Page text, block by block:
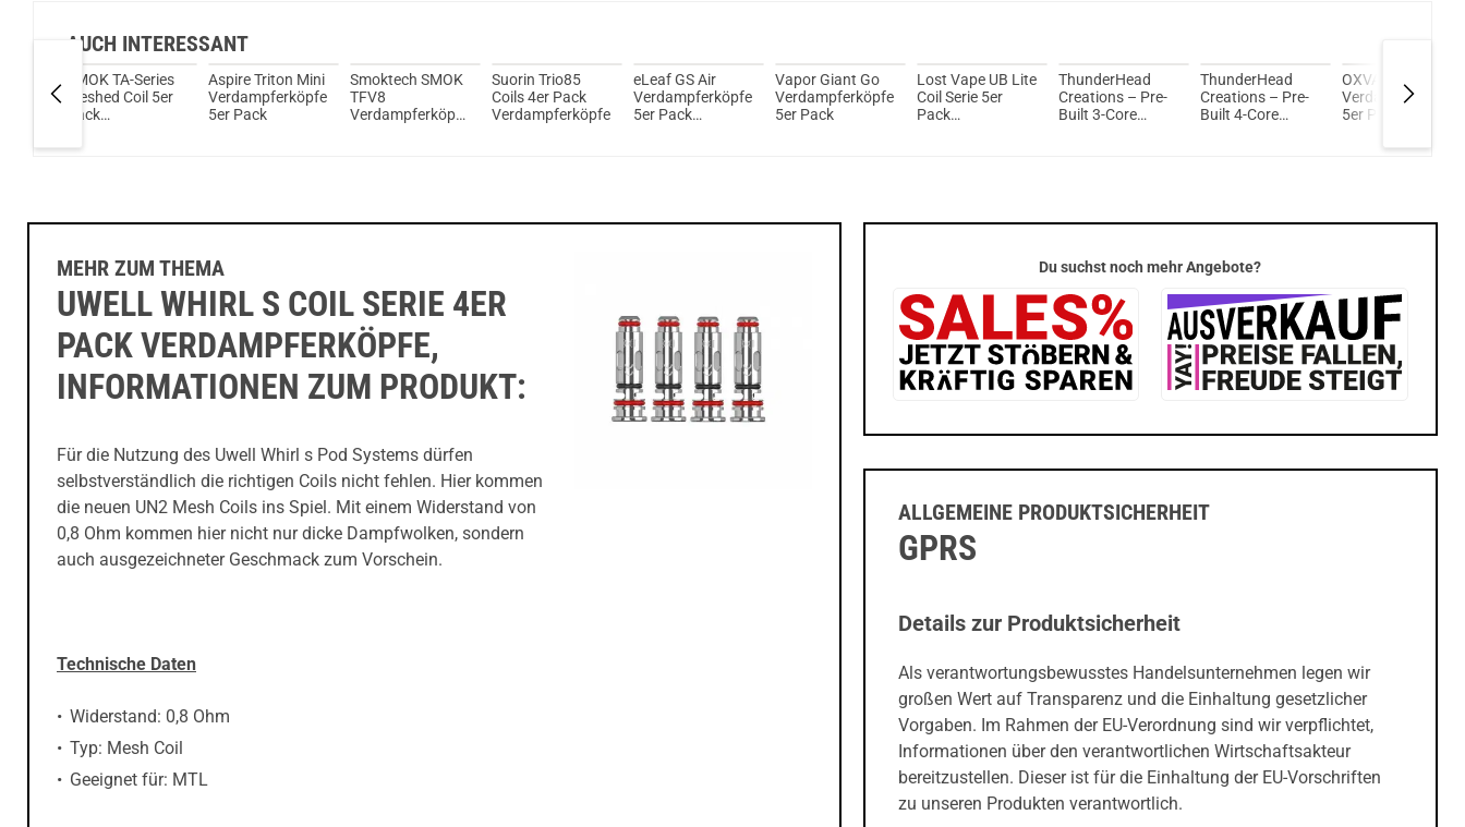
AUCH INTERESSANT
SMOK TA-Series
Meshed Coil 5er
Pack
Aspire Triton Mini
Verdampferköpfe
5er Pack
Smoktech SMOK
TFV8
Verdampferköpfe
Suorin Trio85
Coils 4er Pack
Verdampferköpfe
eLeaf GS Air
Verdampferköpfe
5er Pack
Vapor Giant Go
Verdampferköpfe
5er Pack
Lost Vape UB Lite
Coil Serie 5er
Pack
ThunderHead
Creations – Pre-
Built 3-Core
ThunderHead
Creations – Pre-
Built 4-Core
OXVA Unicoil
Verdampferköpfe
5er Pack
MEHR ZUM THEMA
UWELL WHIRL S COIL SERIE 4ER
PACK VERDAMPFERKÖPFE,
INFORMATIONEN ZUM PRODUKT:
Für die Nutzung des Uwell Whirl s Pod Systems dürfen
selbstverständlich die richtigen Coils nicht fehlen. Hier kommen
die neuen UN2 Mesh Coils ins Spiel. Mit einem Widerstand von
0,8 Ohm kommen hier nicht nur dicke Dampfwolken, sondern
auch ausgezeichneter Geschmack zum Vorschein.
Technische Daten
Widerstand: 0,8 Ohm
Typ: Mesh Coil
Geeignet für: MTL
Du suchst noch mehr Angebote?
ALLGEMEINE PRODUKTSICHERHEIT
GPRS
Details zur Produktsicherheit
Als verantwortungsbewusstes Handelsunternehmen legen wir
großen Wert auf Transparenz und die Einhaltung gesetzlicher
Vorgaben. Im Rahmen der EU-Verordnung sind wir verpflichtet,
Informationen über den verantwortlichen Wirtschaftsakteur
bereitzustellen. Dieser ist für die Einhaltung der EU-Vorschriften
zu unseren Produkten verantwortlich.